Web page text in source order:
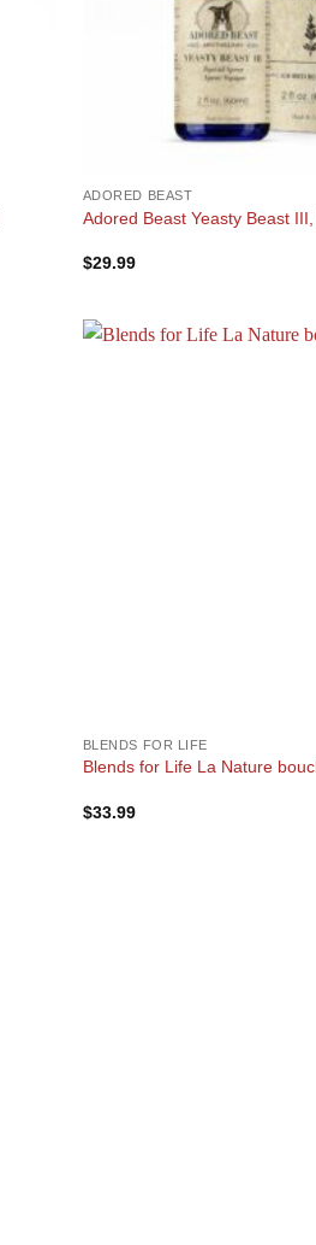
ADORED BEAST
Adored Beast Yeasty Beast
$29.99
BLENDS FOR LIFE
Blends for Life La Nature
$33.99